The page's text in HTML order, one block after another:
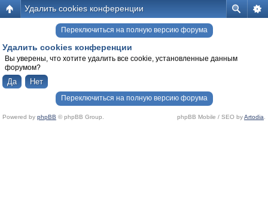
Удалить cookies конференции
Переключиться на полную версию форума
Удалить cookies конференции
Вы уверены, что хотите удалить все cookie, установленные данным
форумом?
Переключиться на полную версию форума
Powered by phpBB © phpBB Group. phpBB Mobile / SEO byArtodia